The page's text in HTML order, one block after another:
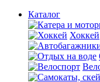
Каталог
Хоккей